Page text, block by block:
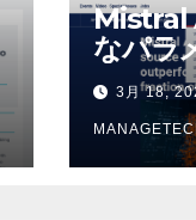
Mistral
なパラ
4o Mini
いオー
デルを
3月 18,